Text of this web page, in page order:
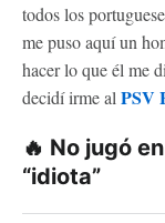
todos los
me puso aquí un
hacer lo que él me
decidí irme al PSV
🔥 No jugó
“idiota”